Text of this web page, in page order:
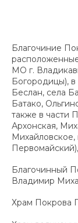
Благочиние
МО г.
Богородицы),
Беслан, села
Батако,
также в части
Архонская,
Михайловское,
Благочинный
Владимир
Храм Покрова